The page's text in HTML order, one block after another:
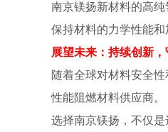
南京镁扬新材料的高
保持材料的力学性能
展望未来：持续创新
随着全球对材料安全
性能阻燃材料供应商。
选择南京镁扬，不仅